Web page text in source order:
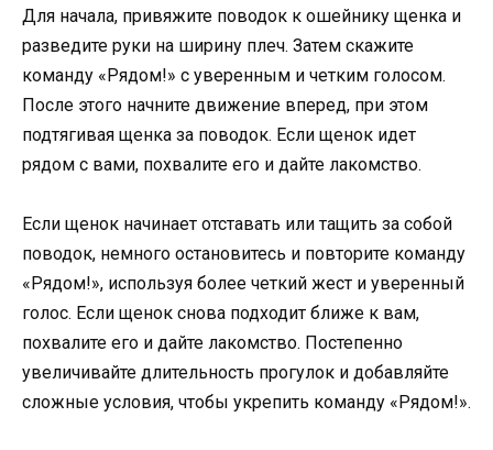
Для начала, привяжите поводок к ошейнику щенка и
разведите руки на ширину плеч. Затем скажите
команду «Рядом!» с уверенным и четким голосом.
После этого начните движение вперед, при этом
подтягивая щенка за поводок. Если щенок идет
рядом с вами, похвалите его и дайте лакомство.
Если щенок начинает отставать или тащить за собой
поводок, немного остановитесь и повторите команду
«Рядом!», используя более четкий жест и уверенный
голос. Если щенок снова подходит ближе к вам,
похвалите его и дайте лакомство. Постепенно
увеличивайте длительность прогулок и добавляйте
сложные условия, чтобы укрепить команду «Рядом!».